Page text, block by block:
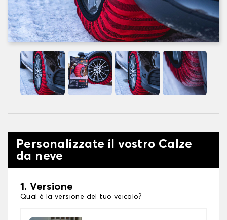
Personalizzate il vostro Calze
da neve
1. Versione
Qual è la versione del tuo veicolo?